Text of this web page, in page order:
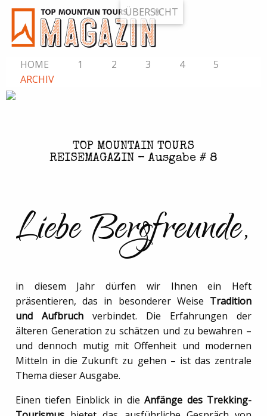
ÜBERSICHT
HOME 1 2 3 4
5
ARCHIV
TOP MOUNTAIN TOURS
REISEMAGAZIN – Ausgabe # 8
Liebe Bergfreunde,
in diesem Jahr dürfen wir Ihnen ein Heft
präsentieren, das in besonderer Weise Tradition
und Aufbruch verbindet. Die Erfahrungen der
älteren Generation zu schätzen und zu bewahren –
und dennoch mutig mit Offenheit und modernen
Mitteln in die Zukunft zu gehen – ist das zentrale
Thema dieser Ausgabe.
Einen tiefen Einblick in dieAnfänge des Trekking-